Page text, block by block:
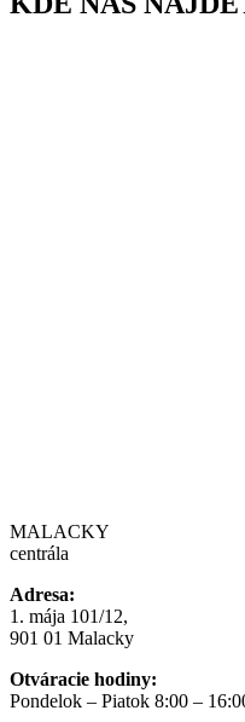
MALACKY
centrála
Adresa:
1. mája 101/12,
901 01 Malacky
Otváracie hodiny:
Pondelok – Piatok 8:00 –